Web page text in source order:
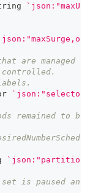
are managed
remained to
is paused